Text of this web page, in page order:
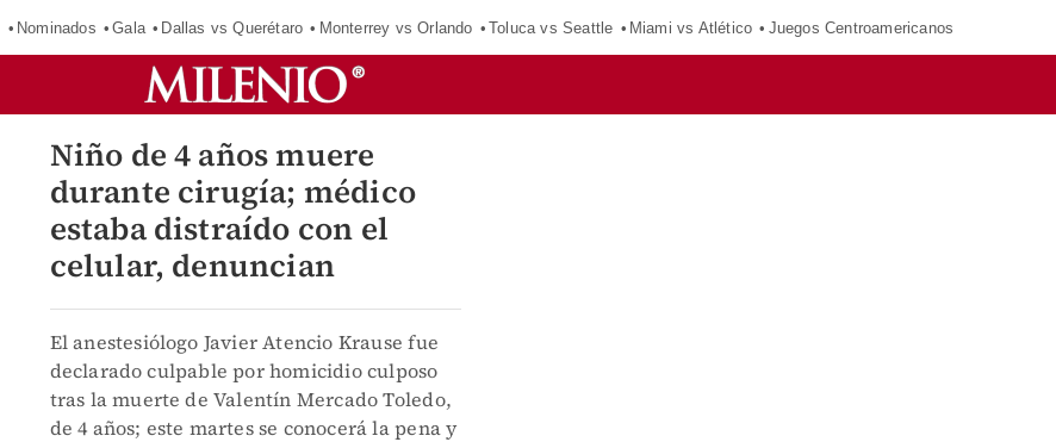
Nominados Gala Dallas vs Querétaro Monterrey vs Orlando Toluca vs Seattle Miami vs Atlético Juegos Centroamericanos
Niño de 4 años muere
durante cirugía; médico
estaba distraído con el
celular, denuncian
El anestesiólogo Javier Atencio Krause fue
declarado culpable por homicidio culposo
tras la muerte de Valentín Mercado Toledo,
de 4 años; este martes se conocerá la pena y